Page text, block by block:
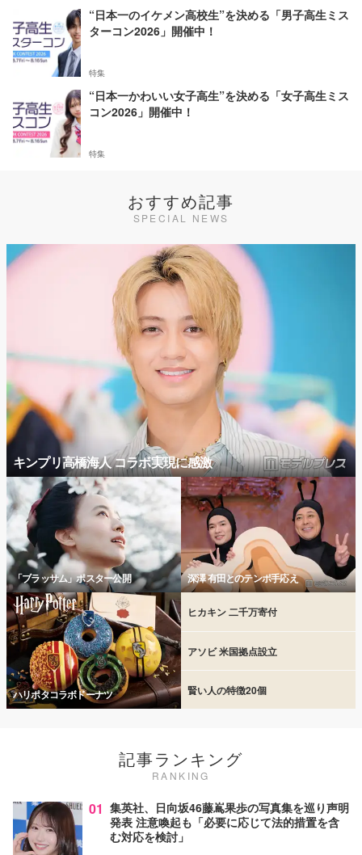
“日本一のイケメン高校生”を決める「男子高生ミス
ターコン2026」開催中！
特集
“日本一かわいい女子高生”を決める「女子高生ミス
コン2026」開催中！
特集
おすすめ記事
SPECIAL NEWS
キンプリ高橋海人 コラボ実現に感激
「ブラッサム」ポスター公開 深澤 有田とのテンポ手応え
ハリポタコラボドーナツ
ヒカキン 二千万寄付
アソビ 米国拠点設立
賢い人の特徴20個
記事ランキング
RANKING
01 集英社、日向坂46藤嶌果歩の写真集を巡り声明
発表 注意喚起も「必要に応じて法的措置を含
む対応を検討」